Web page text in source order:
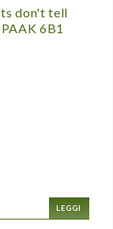
don't tell
6B1
LEGGI